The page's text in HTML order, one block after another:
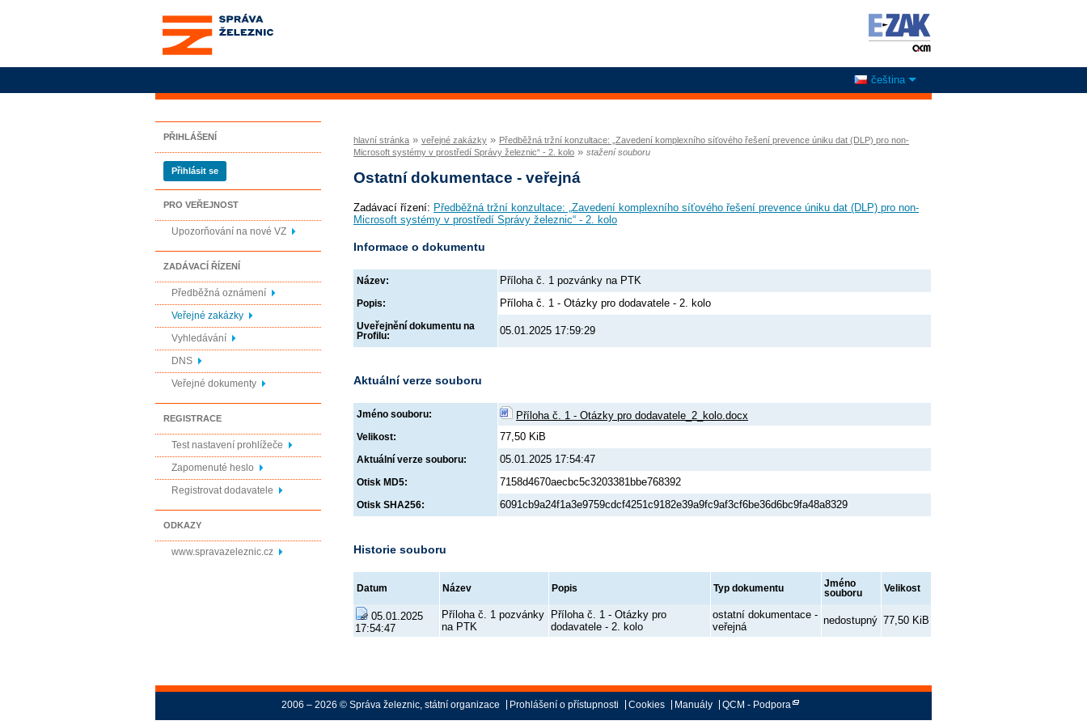
Správa železnic, státní
organizace
čeština
PŘIHLÁŠENÍ
Přihlásit se
PRO VEŘEJNOST
Upozorňování na nové VZ
ZADÁVACÍ ŘÍZENÍ
Předběžná oznámení
Veřejné zakázky
Vyhledávání
DNS
Veřejné dokumenty
REGISTRACE
Test nastavení prohlížeče
Zapomenuté heslo
Registrovat dodavatele
ODKAZY
www.spravazeleznic.cz
hlavní stránka » veřejné zakázky » Předběžná tržní konzultace: „Zavedení komplexního síťového řešení prevence úniku dat (DLP) pro non-
Microsoft systémy v prostředí Správy železnic“ - 2. kolo » stažení souboru
Ostatní dokumentace - veřejná
Zadávací řízení: Předběžná tržní konzultace: „Zavedení komplexního síťového řešení prevence úniku dat (DLP) pro non-
Microsoft systémy v prostředí Správy železnic“ - 2. kolo
Informace o dokumentu
Název: Příloha č. 1 pozvánky na PTK
Popis: Příloha č. 1 - Otázky pro dodavatele - 2. kolo
Uveřejnění dokumentu na
Profilu:
05.01.2025 17:59:29
Aktuální verze souboru
Jméno souboru: Příloha č. 1 - Otázky pro dodavatele_2_kolo.docx
Velikost: 77,50 KiB
Aktuální verze souboru: 05.01.2025 17:54:47
Otisk MD5: 7158d4670aecbc5c3203381bbe768392
Otisk SHA256: 6091cb9a24f1a3e9759cdcf4251c9182e39a9fc9af3cf6be36d6bc9fa48a8329
Historie souboru
Datum Název Popis Typ dokumentu
Jméno
souboru
Velikost
05.01.2025
17:54:47
Příloha č. 1 pozvánky
na PTK
Příloha č. 1 - Otázky pro
dodavatele - 2. kolo
ostatní dokumentace -
veřejná
nedostupný 77,50 KiB
2006 – 2026 © Správa železnic, státní organizace Prohlášení o přístupnosti Cookies Manuály QCM - Podpora